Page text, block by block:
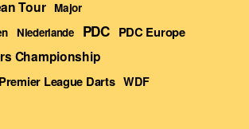
Tour Major
Niederlande PDC PDC Europe
Championship
Premier League Darts WDF